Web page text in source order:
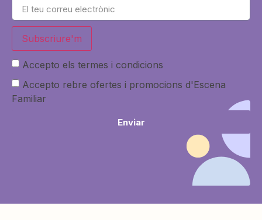
Subscriure'm
Accepto els termes i condicions
Accepto rebre ofertes i promocions d'Escena
Familiar
Enviar